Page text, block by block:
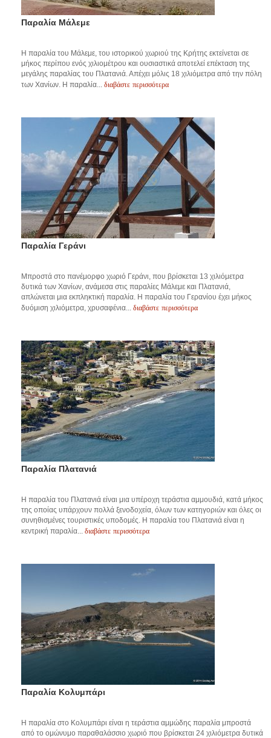
Παραλία Μάλεμε
Η παραλία του Μάλεμε, του ιστορικού χωριού της Κρήτης εκτείνεται σε
μήκος περίπου ενός χιλιομέτρου και ουσιαστικά αποτελεί επέκταση της
μεγάλης παραλίας του Πλατανιά. Απέχει μόλις 18 χιλιόμετρα από την πόλη
των Χανίων. Η παραλία... διαβάστε περισσότερα
Παραλία Γεράνι
Μπροστά στο πανέμορφο χωριό Γεράνι, που βρίσκεται 13 χιλιόμετρα
δυτικά των Χανίων, ανάμεσα στις παραλίες Μάλεμε και Πλατανιά,
απλώνεται μια εκπληκτική παραλία. Η παραλία του Γερανίου έχει μήκος
δυόμιση χιλιόμετρα, χρυσαφένια... διαβάστε περισσότερα
Παραλία Πλατανιά
Η παραλία του Πλατανιά είναι μια υπέροχη τεράστια αμμουδιά, κατά μήκος
της οποίας υπάρχουν πολλά ξενοδοχεία, όλων των κατηγοριών και όλες οι
συνηθισμένες τουριστικές υποδομές. Η παραλία του Πλατανιά είναι η
κεντρική παραλία... διαβάστε περισσότερα
Παραλία Κολυμπάρι
Η παραλία στο Κολυμπάρι είναι η τεράστια αμμώδης παραλία μπροστά
από το ομώνυμο παραθαλάσσιο χωριό που βρίσκεται 24 χιλιόμετρα δυτικά